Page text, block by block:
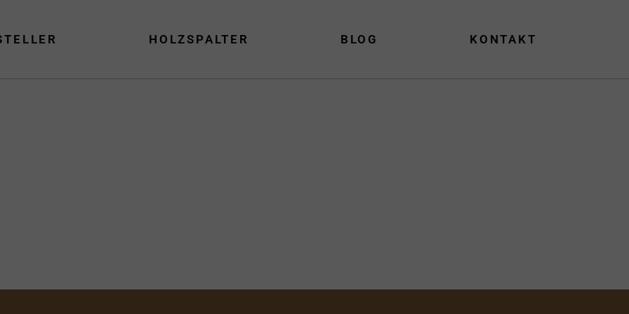
HOLZSPALTER BLOG KONTAKT